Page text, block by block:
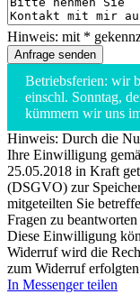
Hinweis: mit *
Betriebsferien: wir
einschl. Sonntag,
kümmern wir uns
Hinweis: Durch die
Ihre Einwilligung
25.05.2018 in Kraft
(DSGVO) zur
mitgeteilten Sie
Fragen zu
Diese Einwilligung
Widerruf wird die
zum Widerruf
In Messenger teilen